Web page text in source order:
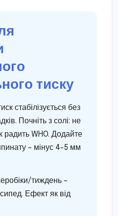
тиску
стабілізується без
Почніть з солі: не
радить WHO. Додайте
– мінус 4-5 мм
тиждень –
Ефект як від